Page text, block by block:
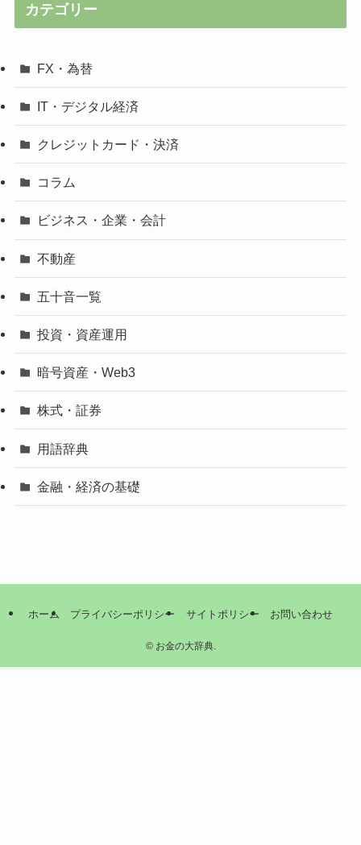
カテゴリー
FX・為替
IT・デジタル経済
クレジットカード・決済
コラム
ビジネス・企業・会計
不動産
五十音一覧
投資・資産運用
暗号資産・Web3
株式・証券
用語辞典
金融・経済の基礎
ホーム プライバシーポリシー サイトポリシー お問い合わせ
©お金の大辞典.